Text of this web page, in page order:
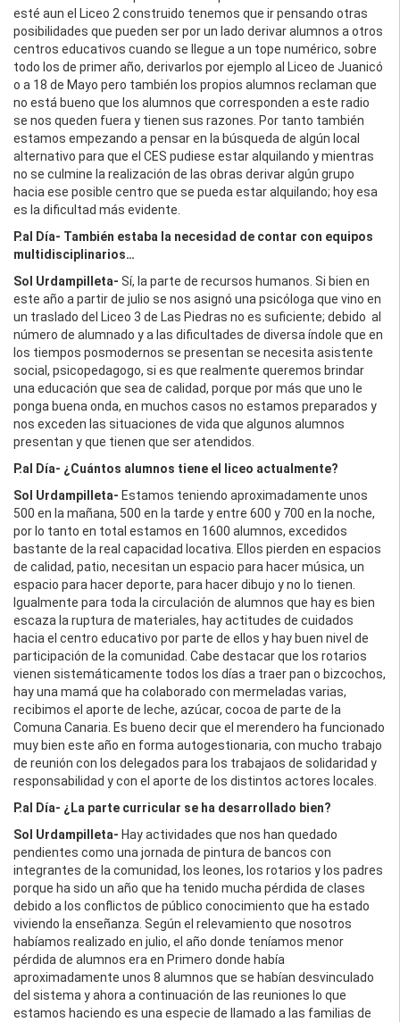
esté aun el Liceo 2 construido tenemos que ir pensando otras
posibilidades que pueden ser por un lado derivar alumnos a otros
centros educativos cuando se llegue a un tope numérico, sobre
todo los de primer año, derivarlos por ejemplo al Liceo de Juanicó
o a 18 de Mayo pero también los propios alumnos reclaman que
no está bueno que los alumnos que corresponden a este radio
se nos queden fuera y tienen sus razones. Por tanto también
estamos empezando a pensar en la búsqueda de algún local
alternativo para que el CES pudiese estar alquilando y mientras
no se culmine la realización de las obras derivar algún grupo
hacia ese posible centro que se pueda estar alquilando; hoy esa
es la dificultad más evidente.
P.al Día- También estaba la necesidad de contar con equipos
multidisciplinarios…
Sol Urdampilleta- Sí, la parte de recursos humanos. Si bien en
este año a partir de julio se nos asignó una psicóloga que vino en
un traslado del Liceo 3 de Las Piedras no es suficiente; debido al
número de alumnado y a las dificultades de diversa índole que en
los tiempos posmodernos se presentan se necesita asistente
social, psicopedagogo, si es que realmente queremos brindar
una educación que sea de calidad, porque por más que uno le
ponga buena onda, en muchos casos no estamos preparados y
nos exceden las situaciones de vida que algunos alumnos
presentan y que tienen que ser atendidos.
P.al Día- ¿Cuántos alumnos tiene el liceo actualmente?
Sol Urdampilleta- Estamos teniendo aproximadamente unos
500 en la mañana, 500 en la tarde y entre 600 y 700 en la noche,
por lo tanto en total estamos en 1600 alumnos, excedidos
bastante de la real capacidad locativa. Ellos pierden en espacios
de calidad, patio, necesitan un espacio para hacer música, un
espacio para hacer deporte, para hacer dibujo y no lo tienen.
Igualmente para toda la circulación de alumnos que hay es bien
escaza la ruptura de materiales, hay actitudes de cuidados
hacia el centro educativo por parte de ellos y hay buen nivel de
participación de la comunidad. Cabe destacar que los rotarios
vienen sistemáticamente todos los días a traer pan o bizcochos,
hay una mamá que ha colaborado con mermeladas varias,
recibimos el aporte de leche, azúcar, cocoa de parte de la
Comuna Canaria. Es bueno decir que el merendero ha funcionado
muy bien este año en forma autogestionaria, con mucho trabajo
de reunión con los delegados para los trabajaos de solidaridad y
responsabilidad y con el aporte de los distintos actores locales.
P.al Día- ¿La parte curricular se ha desarrollado bien?
Sol Urdampilleta- Hay actividades que nos han quedado
pendientes como una jornada de pintura de bancos con
integrantes de la comunidad, los leones, los rotarios y los padres
porque ha sido un año que ha tenido mucha pérdida de clases
debido a los conflictos de público conocimiento que ha estado
viviendo la enseñanza. Según el relevamiento que nosotros
habíamos realizado en julio, el año donde teníamos menor
pérdida de alumnos era en Primero donde había
aproximadamente unos 8 alumnos que se habían desvinculado
del sistema y ahora a continuación de las reuniones lo que
estamos haciendo es una especie de llamado a las familias de